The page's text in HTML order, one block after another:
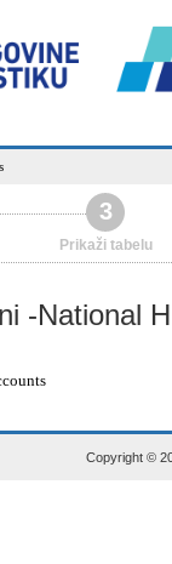
3
Prikaži tabelu
-National
Copyright ©